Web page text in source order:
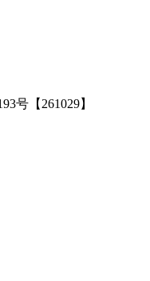
号【261029】